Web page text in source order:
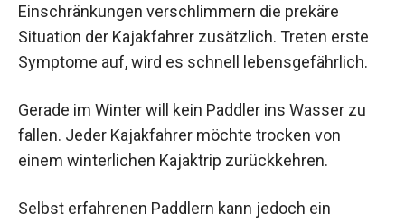
Einschränkungen verschlimmern die prekäre
Situation der Kajakfahrer zusätzlich. Treten erste
Symptome auf, wird es schnell lebensgefährlich.
Gerade im Winter will kein Paddler ins Wasser zu
fallen. Jeder Kajakfahrer möchte trocken von
einem winterlichen Kajaktrip zurückkehren.
Selbst erfahrenen Paddlern kann jedoch ein